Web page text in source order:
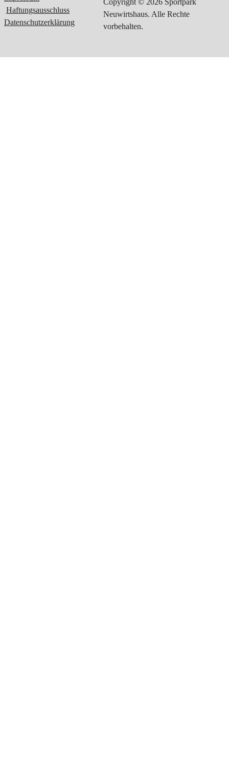
Haftungsausschluss
Datenschutzerklärung
Copyright © 2026 Sportpark
Neuwirtshaus. Alle Rechte
vorbehalten.